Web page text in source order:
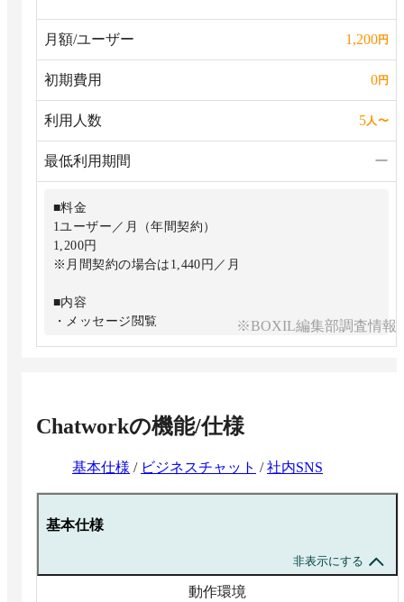
・コンタクト数
無制限
■フリープランの全機能と以下の機能
・予約送信／自分宛て一覧／リアクション全種類など便
利機能
・ビデオ通話／音声通話
14人まで
・ユーザー管理
月額/ユーザー 1,200円
初期費用 0円
利用人数 5人〜
最低利用期間 ー
■料金
1ユーザー／月（年間契約）
1,200円
※月間契約の場合は1,440円／月
■内容
・メッセージ閲覧
10GB／1ユーザー
・コンタクト数
■ビジネスプランの全機能と以下の機能
・管理者向けのチャットサポート
※BOXIL編集部調査情報
Chatworkの機能/仕様
基本仕様 / ビジネスチャット /社内SNS
基本仕様
非表示にする
動作環境